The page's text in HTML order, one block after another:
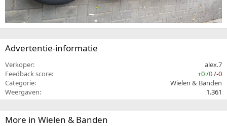
Advertentie-informatie
Verkoper
alex.7
Feedback score
+0/0/-0
Categorie
Wielen & Banden
Weergaven
1.361
More in Wielen & Banden